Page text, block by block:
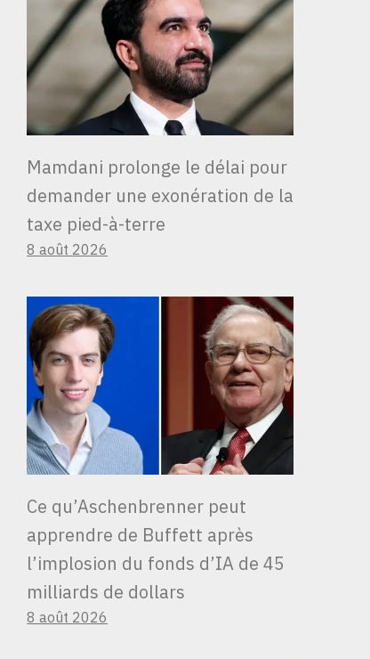
Mamdani prolonge le délai pour
demander une exonération de la
taxe pied-à-terre
8 août 2026
Ce qu’Aschenbrenner peut
apprendre de Buffett après
l’implosion du fonds d’IA de 45
milliards de dollars
8 août 2026